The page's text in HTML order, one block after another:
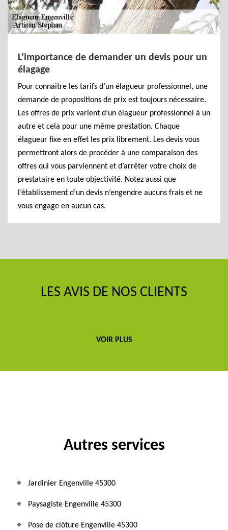
L’importance de demander un devis pour un
élagage
Pour connaitre les tarifs d’un élagueur professionnel, une
demande de propositions de prix est toujours nécessaire.
Les offres de prix varient d’un élagueur professionnel à un
autre et cela pour une même prestation. Chaque
élagueur fixe en effet les prix librement. Les devis vous
permettront alors de procéder à une comparaison des
offres qui vous parviennent et d’arrêter votre choix de
prestataire en toute objectivité. Notez aussi que
l’établissement d’un devis n’engendre aucuns frais et ne
vous engage en aucun cas.
LES AVIS DE NOS CLIENTS
VOIR PLUS
Autres services
Jardinier Engenville 45300
Paysagiste Engenville 45300
Pose de clôture Engenville 45300